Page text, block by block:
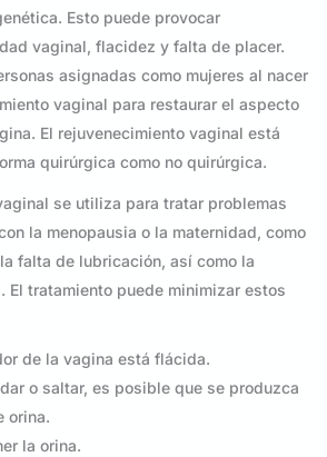
Esto puede provocar
vaginal, flacidez y falta de placer.
asignadas como mujeres al nacer
vaginal para restaurar el aspecto
El rejuvenecimiento vaginal está
quirúrgica como no quirúrgica.
se utiliza para tratar problemas
la menopausia o la maternidad, como
falta de lubricación, así como la
El tratamiento puede minimizar estos
de la vagina está flácida.
o saltar, es posible que se produzca
orina.
la orina.